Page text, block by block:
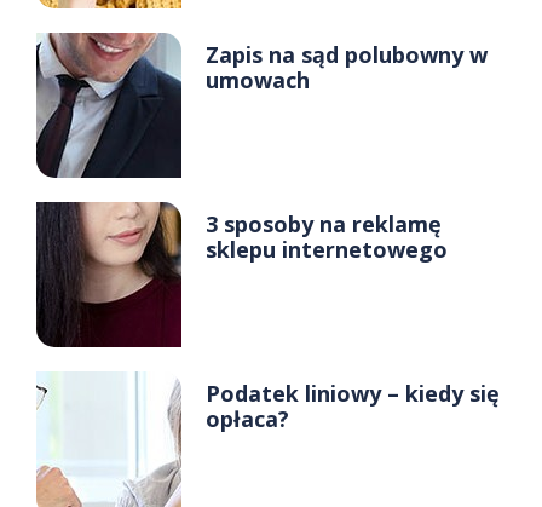
Zapis na sąd polubowny w
umowach
3 sposoby na reklamę
sklepu internetowego
Podatek liniowy – kiedy się
opłaca?